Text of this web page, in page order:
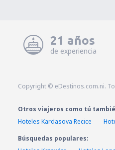
21 años
de experiencia
Copyright © eDestinos.com.ni.
Otros viajeros como tú
Hoteles Kardasova Recice
Búsquedas populares: